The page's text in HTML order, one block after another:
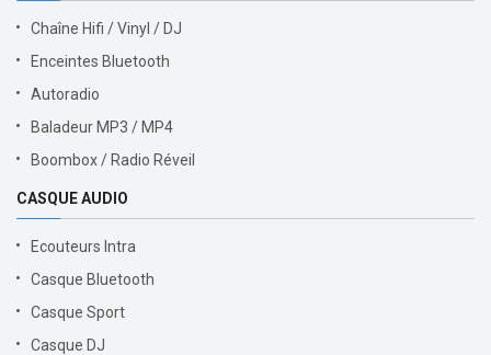
Chaîne Hifi / Vinyl / DJ
Enceintes Bluetooth
Autoradio
Baladeur MP3 / MP4
Boombox / Radio Réveil
CASQUE AUDIO
Ecouteurs Intra
Casque Bluetooth
Casque Sport
Casque DJ